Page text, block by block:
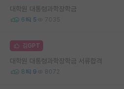
대학원 대통령과학장학금
6 5 7035
김GPT
대학원 대통령과학장학금 서류합격
8 9 8072